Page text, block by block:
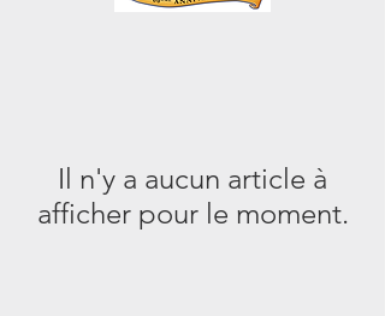
Il n'y a aucun article à
afficher pour le moment.